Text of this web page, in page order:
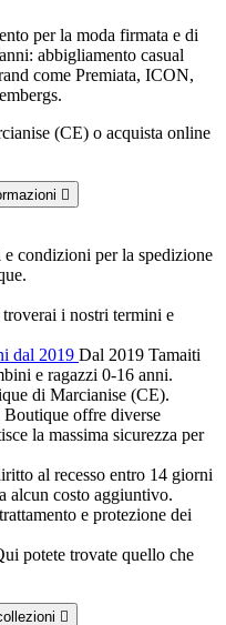
per la moda firmata e di
abbigliamento casual
come Premiata, ICON,
(CE) o acquista online

e condizioni per la spedizione
i nostri termini e
dal 2019 Dal 2019 Tamaiti
e ragazzi 0-16 anni.
di Marcianise (CE).
Boutique offre diverse
la massima sicurezza per
al recesso entro 14 giorni
alcun costo aggiuntivo.
e protezione dei
potete trovate quello che
